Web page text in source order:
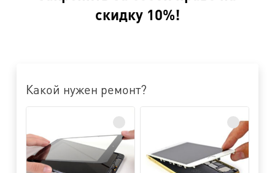
скидку 10%!
Какой нужен ремонт?